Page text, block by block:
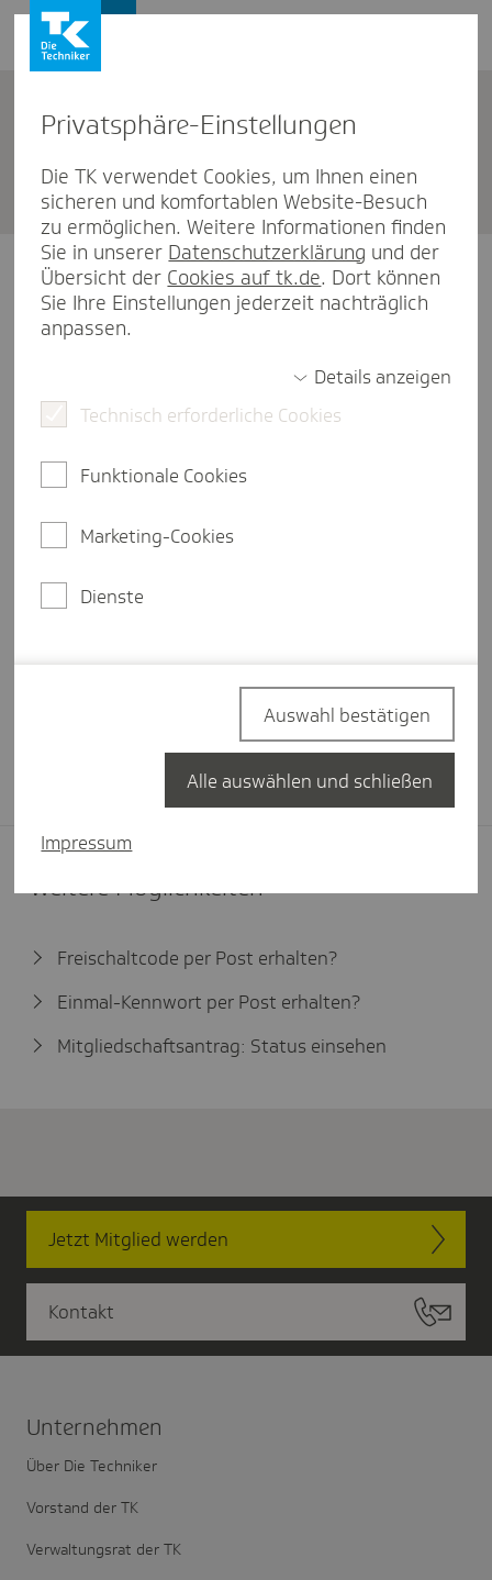
Adresse ändern
Login mit Passwort
Passwort
Wo finde ich meine Zugangsdaten?
Weitere Möglichkeiten
Freischaltcode per Post erhalten?
Einmal-Kennwort per Post erhalten?
Mitgliedschaftsantrag: Status einsehen
Jetzt Mitglied werden
Kontakt
Unter­nehmen
Über Die Techniker
Vorstand der TK
Verwaltungsrat der TK
Privat­sphäre-Einstel­lungen
Die TK verwendet Cookies, um Ihnen einen
sicheren und komfortablen Website-Besuch
zu ermöglichen. Weitere Informationen finden
Sie in unserer Datenschutzerklärung und der
Übersicht der Cookies auf tk.de. Dort können
Sie Ihre Einstellungen jederzeit nachträglich
anpassen.
Details anzeigen
Technisch erforderliche Cookies
Funktionale Cookies
Marketing-Cookies
Dienste
Impressum
Auswahl bestätigen
Alle auswählen und schließen